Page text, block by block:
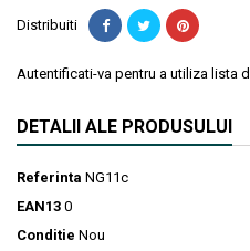
Distribuiti
Autentificati-va pentru a utiliza lista
DETALII ALE PRODUSULUI
Referinta NG11c
EAN13 0
Conditie Nou